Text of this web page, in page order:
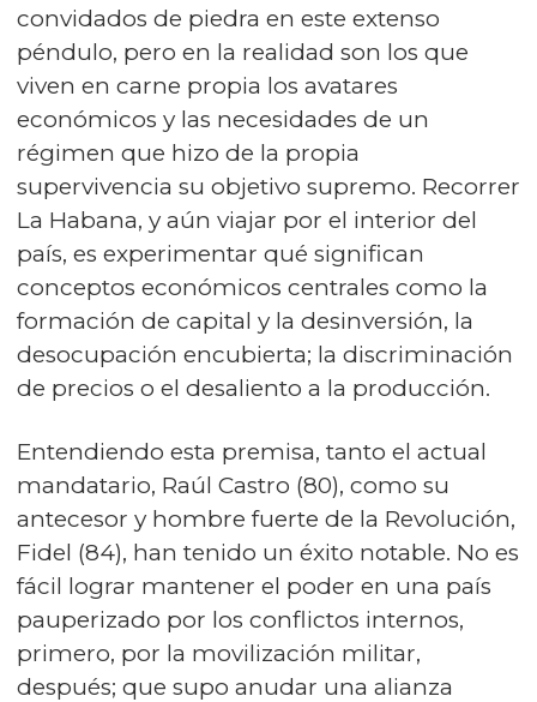
convidados de piedra en este extenso
péndulo, pero en la realidad son los que
viven en carne propia los avatares
económicos y las necesidades de un
régimen que hizo de la propia
supervivencia su objetivo supremo. Recorrer
La Habana, y aún viajar por el interior del
país, es experimentar qué significan
conceptos económicos centrales como la
formación de capital y la desinversión, la
desocupación encubierta; la discriminación
de precios o el desaliento a la producción.
Entendiendo esta premisa, tanto el actual
mandatario, Raúl Castro (80), como su
antecesor y hombre fuerte de la Revolución,
Fidel (84), han tenido un éxito notable. No es
fácil lograr mantener el poder en una país
pauperizado por los conflictos internos,
primero, por la movilización militar,
después; que supo anudar una alianza